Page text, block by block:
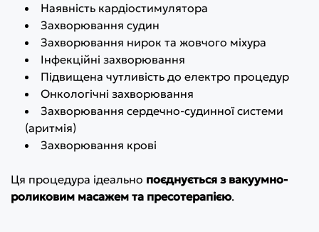
Наявність кардіостимулятора
Захворювання судин
Захворювання нирок та жовчого міхура
Інфекційні захворювання
Підвищена чутливість до електро процедур
Онкологічні захворювання
Захворювання сердечно-судинної системи
(аритмія)
Захворювання крові
Ця процедура ідеально поєднується з вакуумно-
роликовим масажем та пресотерапією.